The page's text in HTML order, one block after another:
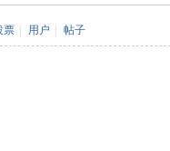
票 用户 帖子